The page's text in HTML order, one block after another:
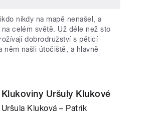
nikdy na mapě nenašel, a
celém světě. Už déle než sto
dobrodružství s pěticí
něm našli útočiště, a hlavně
Klukoviny Uršuly Klukové
Uršula Kluková – Patrik